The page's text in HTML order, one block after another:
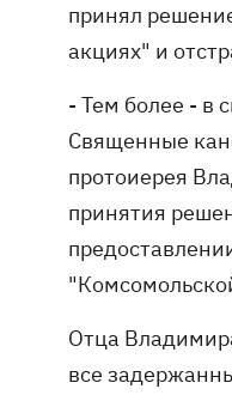
принял
акциях" и
- Тем более - в
Священные
протоиерея
принятия
Отца
все